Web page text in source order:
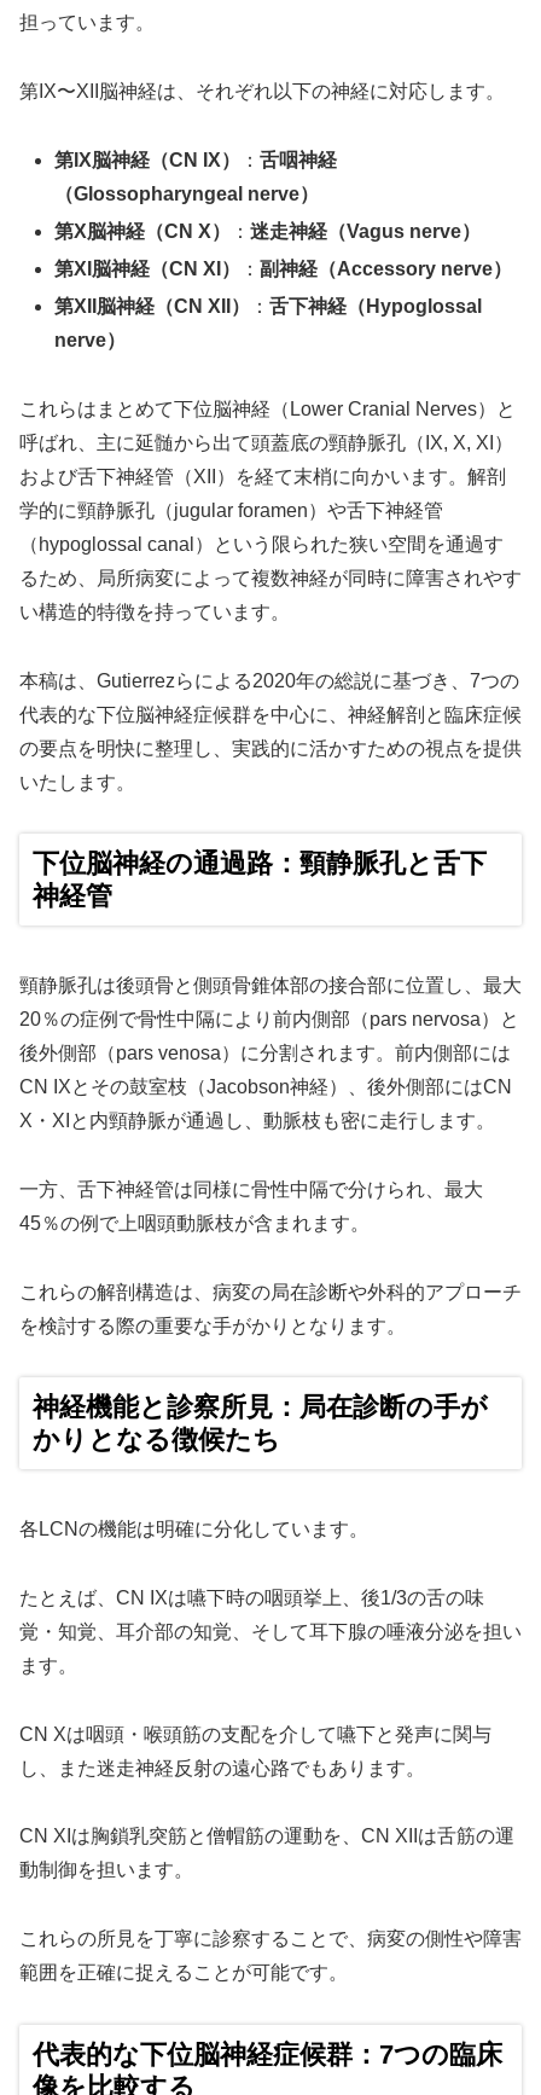
担っています。
第IX〜XII脳神経は、それぞれ以下の神経に対応します。
第IX脳神経（CN IX） ：舌咽神経
（Glossopharyngeal nerve）
第X脳神経（CN X）
：迷走神経（Vagus nerve）
第XI脳神経（CN XI）
：副神経（Accessory nerve）
第XII脳神経（CN XII）
：舌下神経（Hypoglossal
nerve）
これらはまとめて下位脳神経（Lower Cranial Nerves）と
呼ばれ、主に延髄から出て頭蓋底の頸静脈孔（IX, X, XI）
および舌下神経管（XII）を経て末梢に向かいます。解剖
学的に頸静脈孔（jugular foramen）や舌下神経管
（hypoglossal canal）という限られた狭い空間を通過す
るため、局所病変によって複数神経が同時に障害されやす
い構造的特徴を持っています。
本稿は、Gutierrezらによる2020年の総説に基づき、7つの
代表的な下位脳神経症候群を中心に、神経解剖と臨床症候
の要点を明快に整理し、実践的に活かすための視点を提供
いたします。
下位脳神経の通過路：頸静脈孔と舌下
神経管
頸静脈孔は後頭骨と側頭骨錐体部の接合部に位置し、最大
20％の症例で骨性中隔により前内側部（pars nervosa）と
後外側部（pars venosa）に分割されます。前内側部には
CN IXとその鼓室枝（Jacobson神経）、後外側部にはCN
X・XIと内頸静脈が通過し、動脈枝も密に走行します。
一方、舌下神経管は同様に骨性中隔で分けられ、最大
45％の例で上咽頭動脈枝が含まれます。
これらの解剖構造は、病変の局在診断や外科的アプローチ
を検討する際の重要な手がかりとなります。
神経機能と診察所見：局在診断の手が
かりとなる徴候たち
各LCNの機能は明確に分化しています。
たとえば、CN IXは嚥下時の咽頭挙上、後1/3の舌の味
覚・知覚、耳介部の知覚、そして耳下腺の唾液分泌を担い
ます。
CN Xは咽頭・喉頭筋の支配を介して嚥下と発声に関与
し、また迷走神経反射の遠心路でもあります。
CN XIは胸鎖乳突筋と僧帽筋の運動を、CN XIIは舌筋の運
動制御を担います。
これらの所見を丁寧に診察することで、病変の側性や障害
範囲を正確に捉えることが可能です。
代表的な下位脳神経症候群：7つの臨床
像を比較する